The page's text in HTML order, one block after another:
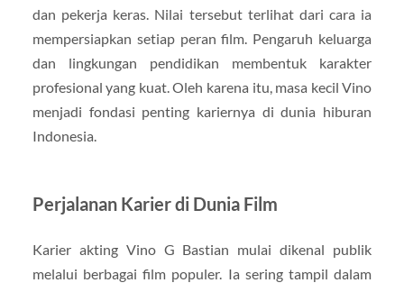
dan pekerja keras. Nilai tersebut terlihat dari cara ia
mempersiapkan setiap peran film. Pengaruh keluarga
dan lingkungan pendidikan membentuk karakter
profesional yang kuat. Oleh karena itu, masa kecil Vino
menjadi fondasi penting kariernya di dunia hiburan
Indonesia.
Perjalanan Karier di Dunia Film
Karier akting Vino G Bastian mulai dikenal publik
melalui berbagai film populer. Ia sering tampil dalam